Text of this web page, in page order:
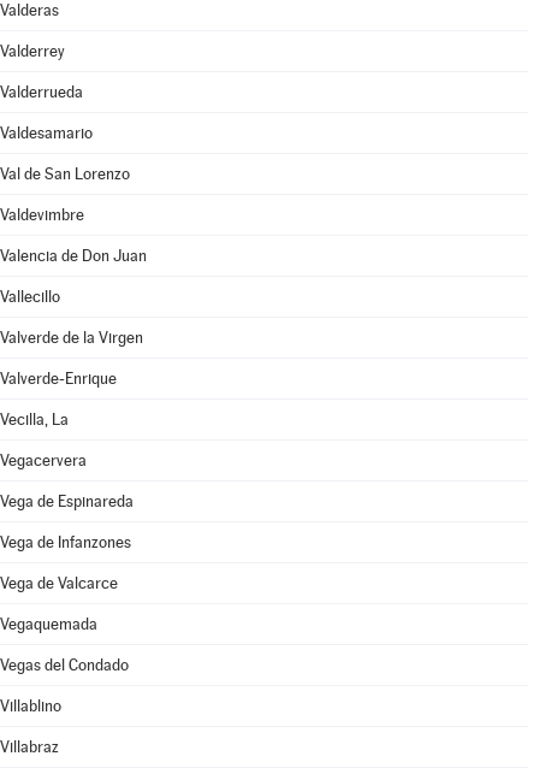
Valderas
Valderrey
Valderrueda
Valdesamario
Val de San Lorenzo
Valdevimbre
Valencia de Don Juan
Vallecillo
Valverde de la Virgen
Valverde-Enrique
Vecilla, La
Vegacervera
Vega de Espinareda
Vega de Infanzones
Vega de Valcarce
Vegaquemada
Vegas del Condado
Villablino
Villabraz